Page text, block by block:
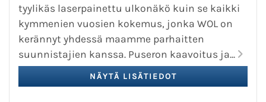
tyylikäs laserpainettu ulkonäkö kuin se kaikki
kymmenien vuosien kokemus, jonka WOL on
kerännyt yhdessä maamme parhaitten
suunnistajien kanssa. Puseron kaavoitus ja...